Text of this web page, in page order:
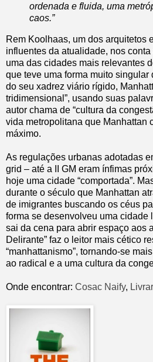
ordenada e fluida, uma
caos.”
Rem Koolhaas, um dos arquitetos
influentes da atualidade, nos
uma das cidades mais relevantes
que teve uma forma muito
do seu xadrez viário rígido,
tridimensional”, usando suas
autor chama de “cultura da
vida metropolitana que Manhattan
máximo.
As regulações urbanas adotadas
grid – até a II GM eram ínfimas
hoje uma cidade “comportada”.
durante o século que Manhattan
de imigrantes buscando os céus
forma se desenvolveu uma cidade
sai da cena para abrir espaço aos
Delirante” faz o leitor mais cético
“manhattanismo”, tornando-se
ao radical e a uma cultura da
Onde encontrar: Cosac Naify,